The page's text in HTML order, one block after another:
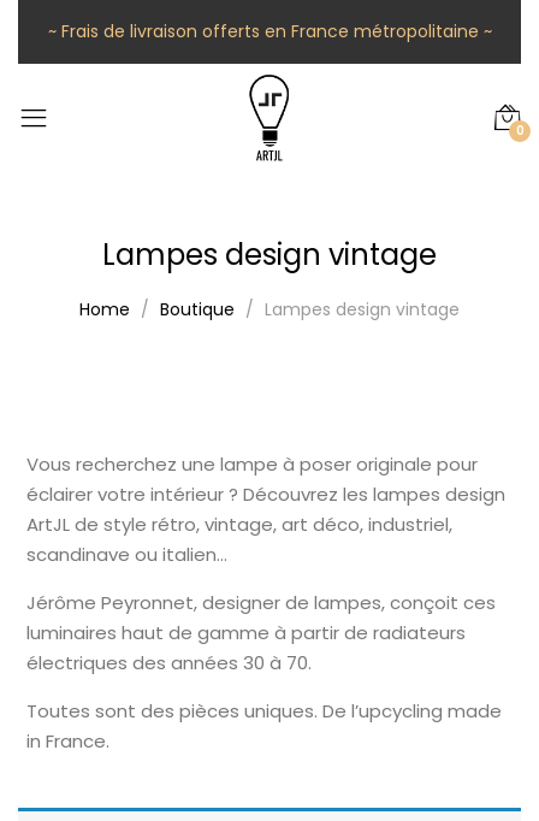
~ Frais de livraison offerts en France métropolitaine ~
0
Lampes design vintage
Home Boutique Lampes design vintage
Vous recherchez une lampe à poser originale pour
éclairer votre intérieur ? Découvrez les lampes design
ArtJL de style rétro, vintage, art déco, industriel,
scandinave ou italien…
Jérôme Peyronnet, designer de lampes, conçoit ces
luminaires haut de gamme à partir de radiateurs
électriques des années 30 à 70.
Toutes sont des pièces uniques. De l’upcycling made
in France.